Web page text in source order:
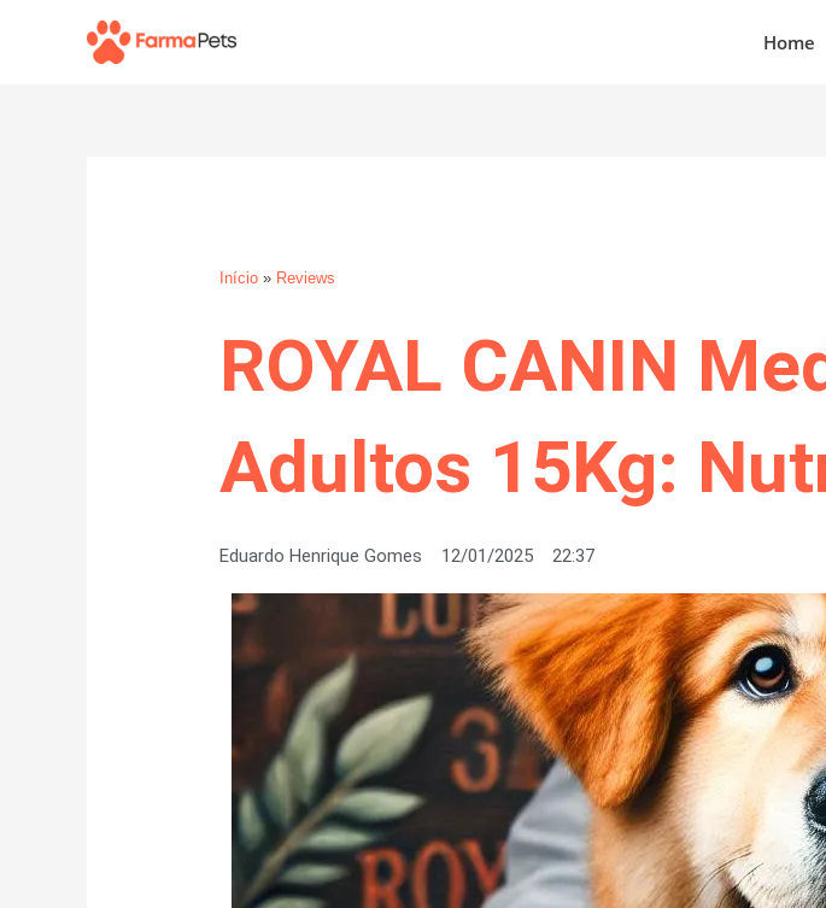
Home
Início » Reviews
ROYAL CANIN
Adultos 15Kg:
Eduardo Henrique Gomes 12/01/2025 22:37